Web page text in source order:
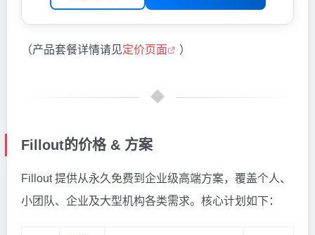
（产品套餐详情请见定价页面 ）
Fillout的价格 & 方案
Fillout 提供从永久免费到企业级高端方案，覆盖个人、
小团队、企业及大型机构各类需求。核心计划如下：